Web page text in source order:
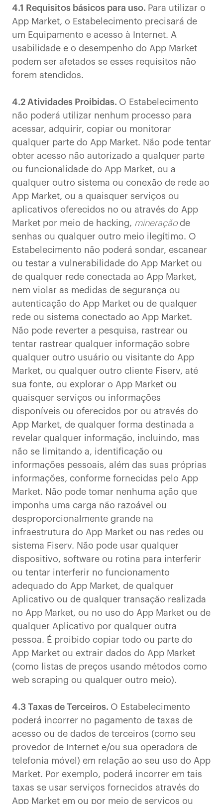
4.1 Requisitos básicos para uso. Para utilizar o
App Market, o Estabelecimento precisará de
um Equipamento e acesso à Internet. A
usabilidade e o desempenho do App Market
podem ser afetados se esses requisitos não
forem atendidos.
4.2 Atividades Proibidas. O Estabelecimento
não poderá utilizar nenhum processo para
acessar, adquirir, copiar ou monitorar
qualquer parte do App Market. Não pode tentar
obter acesso não autorizado a qualquer parte
ou funcionalidade do App Market, ou a
qualquer outro sistema ou conexão de rede ao
App Market, ou a quaisquer serviços ou
aplicativos oferecidos no ou através do App
Market por meio de hacking, mineraçãode
senhas ou qualquer outro meio ilegítimo. O
Estabelecimento não poderá sondar, escanear
ou testar a vulnerabilidade do App Market ou
de qualquer rede conectada ao App Market,
nem violar as medidas de segurança ou
autenticação do App Market ou de qualquer
rede ou sistema conectado ao App Market.
Não pode reverter a pesquisa, rastrear ou
tentar rastrear qualquer informação sobre
qualquer outro usuário ou visitante do App
Market, ou qualquer outro cliente Fiserv, até
sua fonte, ou explorar o App Market ou
quaisquer serviços ou informações
disponíveis ou oferecidos por ou através do
App Market, de qualquer forma destinada a
revelar qualquer informação, incluindo, mas
não se limitando a, identificação ou
informações pessoais, além das suas próprias
informações, conforme fornecidas pelo App
Market. Não pode tomar nenhuma ação que
imponha uma carga não razoável ou
desproporcionalmente grande na
infraestrutura do App Market ou nas redes ou
sistema Fiserv. Não pode usar qualquer
dispositivo, software ou rotina para interferir
ou tentar interferir no funcionamento
adequado do App Market, de qualquer
Aplicativo ou de qualquer transação realizada
no App Market, ou no uso do App Market ou de
qualquer Aplicativo por qualquer outra
pessoa. É proibido copiar todo ou parte do
App Market ou extrair dados do App Market
(como listas de preços usando métodos como
web scraping ou qualquer outro meio).
4.3 Taxas de Terceiros. O Estabelecimento
poderá incorrer no pagamento de taxas de
acesso ou de dados de terceiros (como seu
provedor de Internet e/ou sua operadora de
telefonia móvel) em relação ao seu uso do App
Market. Por exemplo, poderá incorrer em tais
taxas se usar serviços fornecidos através do
App Market em ou por meio de serviços ou